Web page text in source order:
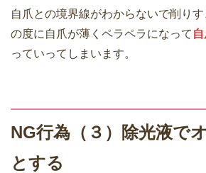
自爪との境界線がわからないで削り
の度に自爪が薄くペラペラになって
っていってしまいます。
NG行為（３）除光液で
とする